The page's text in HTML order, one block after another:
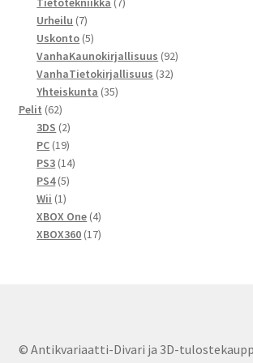
Urheilu 77
tuotetta
Uskonto 55
tuotetta
VanhaKaunokirjallisuus 9292
VanhaTietokirjallisuus 3232
Yhteiskunta 3535
Pelit 6262
tuotetta
3DS 22
tuotetta
PC 1919
tuotetta
PS3 1414
PS4 55
Wii 11
tuote
XBOX One 44
tuotetta
XBOX360 1717
© Antikvariaatti-Divari ja 3D-